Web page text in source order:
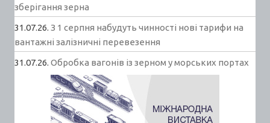
зберігання зерна
31.07.26. З 1 серпня набудуть чинності нові тарифи на
вантажні залізничні перевезення
31.07.26. Обробка вагонів із зерном у морських портах